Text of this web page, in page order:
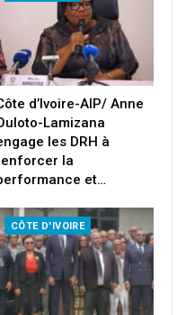
d’Ivoire-AIP/ Anne
Lamizana
les DRH à
la
et…
CÔTE D'IVOIRE